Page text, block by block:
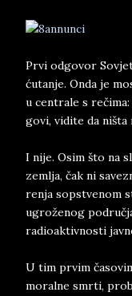
Prvi od­go­vor
ćutan­je. On­da­ je
u cen­tra­le s
go­vi, vi­di­te da ništa
I nije. Osim što na
zem­lja, čak ni
ren­ja sop­stve­nom
ugroženog
ra­di­o­ak­tiv­nosti
U tim pr­vim
mo­ral­ne smr­ti,